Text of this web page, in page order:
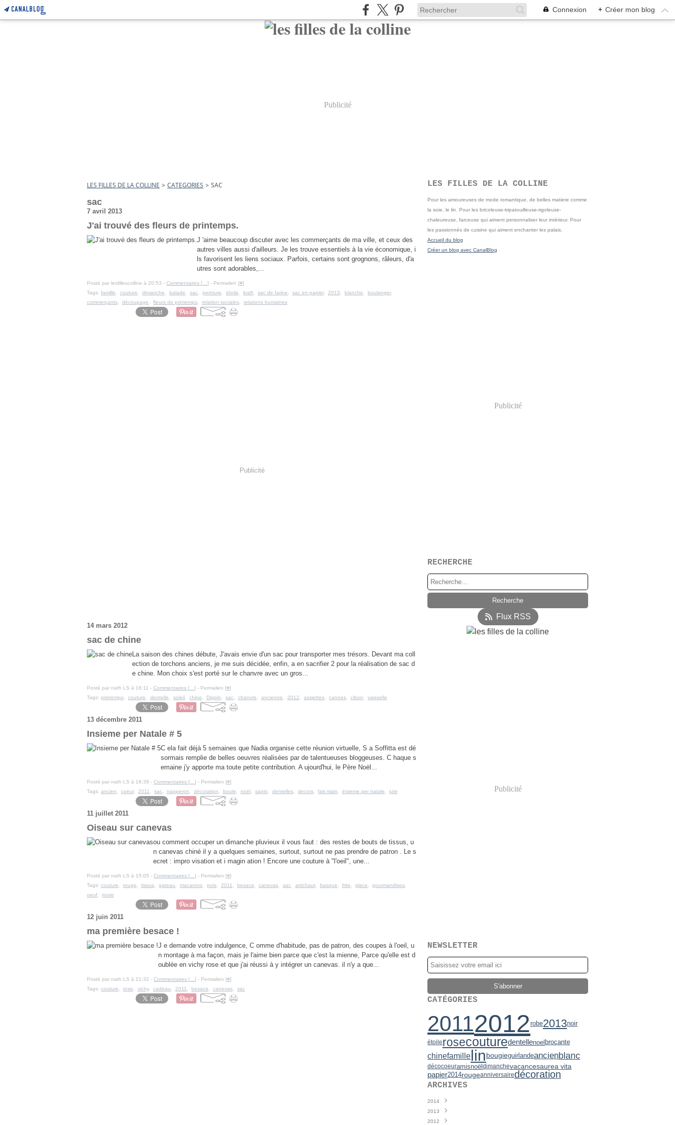
Connexion + Créer mon blog
Publicité
LES FILLES DE LA COLLINE > CATEGORIES > SAC
sac
7 avril 2013
J'ai trouvé des fleurs de printemps.
J 'aime beaucoup discuter avec les commerçants de ma ville, et ceux des
autres villes aussi d'ailleurs. Je les trouve essentiels à la vie économique, i
ls favorisent les liens sociaux. Parfois, certains sont grognons, râleurs, d'a
utres sont adorables,...
Posté par lesfillescolline à 20:53 - Commentaires [ ] - Permalien [#]
Tags: famille couture dimanche balade sac peinture étoile kraft sac de farine sac en papier, 2013 blanche boulanger,
commerçants
découpage fleurs de printemps relation sociales relations humaines
Publicité
14 mars 2012
sac de chine
La saison des chines débute, J'avais envie d'un sac pour transporter mes trésors. Devant ma coll
ection de torchons anciens, je me suis décidée, enfin, a en sacrifier 2 pour la réalisation de sac d
e chine. Mon choix s'est porté sur le chanvre avec un gros...
Posté par nath LS à 16:11 - Commentaires [ ] - Permalien [#]
Tags: printemps couture dentelle soleil chine Digoin sac chanvre ancienne 2012 assiettes cannes cibon vaisselle
13 décembre 2011
Insieme per Natale # 5
C ela fait déjà 5 semaines que Nadia organise cette réunion virtuelle, S a Soffitta est dé
sormais remplie de belles oeuvres réalisées par de talentueuses bloggeuses. C haque s
emaine j'y apporte ma toute petite contribution. A ujourd'hui, le Père Noël...
Posté par nath LS à 18:39 - Commentaires [ ] - Permalien [#]
Tags: ancien coeur, 2011 sac napperon décoration boule noël sapin dentelles decors fait main insieme per natale jute
11 juillet 2011
Oiseau sur canevas
ou comment occuper un dimanche pluvieux il vous faut : des restes de bouts de tissus, u
n canevas chiné il y a quelques semaines, surtout, surtout ne pas prendre de patron . Le s
ecret : impro visation et i magin ation ! Encore une couture à "l'oeil", une...
Posté par nath LS à 15:05 - Commentaires [ ] - Permalien [#]
Tags: couture rouge tissus gateau macarons pois 2011 besace canevas sac artichaut basque frite glace gourmandises
oeuf
route
12 juin 2011
ma première besace !
J e demande votre indulgence, C omme d'habitude, pas de patron, des coupes à l'oeil, u
n montage à ma façon, mais je l'aime bien parce que c'est la mienne, Parce qu'elle est d
oublée en vichy rose et que j'ai réussi à y intégrer un canevas. il n'y a que...
Posté par nath LS à 21:32 - Commentaires [ ] - Permalien [#]
Tags: couture rose vichy, cadeau 2011 besace canevas sac
LES FILLES DE LA COLLINE
Pour les amoureuses de mode romantique, de belles matiere comme
la soie, le lin. Pour les bricoleuse-tripatouilleuse-rigoleuse-
chaleureuse, farceuse qui aiment personnaliser leur intérieur. Pour
les passionnés de cuisine qui aiment enchanter les palais.
Accueil du blog
Créer un blog avec CanalBlog
Publicité
RECHERCHE
Flux RSS
Publicité
NEWSLETTER
CATÉGORIES
20112012robe2013noir
étoilerosecouturedentellenoel brocante
chinefamillelinbougieguirlandeancienblanc
décocoeuramisnoëldimanchevacancesaurea vita
papier2014rougeanniversairedécoration
ARCHIVES
2014
Juin
Mai(7)
2013
Décembre
2012